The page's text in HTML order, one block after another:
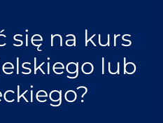
się na kurs
lub